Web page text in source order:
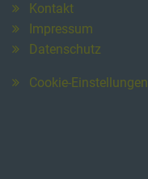
Kontakt
Impressum
Datenschutz
Cookie-Einstellungen